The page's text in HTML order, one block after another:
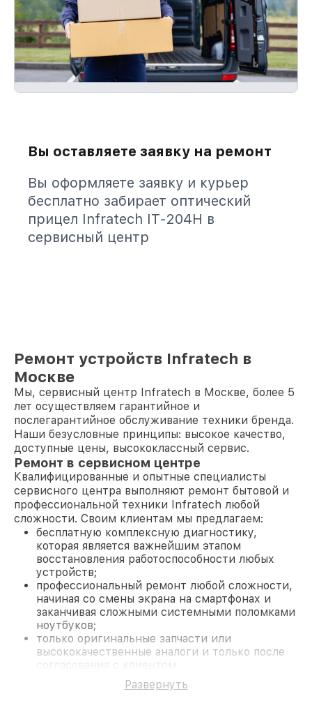
Вы оставляете заявку на ремонт
Вы оформляете заявку и курьер
бесплатно забирает оптический
прицел Infratech IT-204H в
сервисный центр
Ремонт устройств Infratech в
Москве
Мы, сервисный центр Infratech в Москве, более 5
лет осуществляем гарантийное и
послегарантийное обслуживание техники бренда.
Наши безусловные принципы: высокое качество,
доступные цены, высококлассный сервис.
Ремонт в сервисном центре
Квалифицированные и опытные специалисты
сервисного центра выполняют ремонт бытовой и
профессиональной техники Infratech любой
сложности. Своим клиентам мы предлагаем:
бесплатную комплексную диагностику,
которая является важнейшим этапом
восстановления работоспособности любых
устройств;
профессиональный ремонт любой сложности,
начиная со смены экрана на смартфонах и
заканчивая сложными системными поломками
ноутбуков;
только оригинальные запчасти или
высококачественные аналоги и только после
согласования с клиентом.
На все работы и замененные комплектующие
предоставляется длительная гарантия. В случае
Развернуть